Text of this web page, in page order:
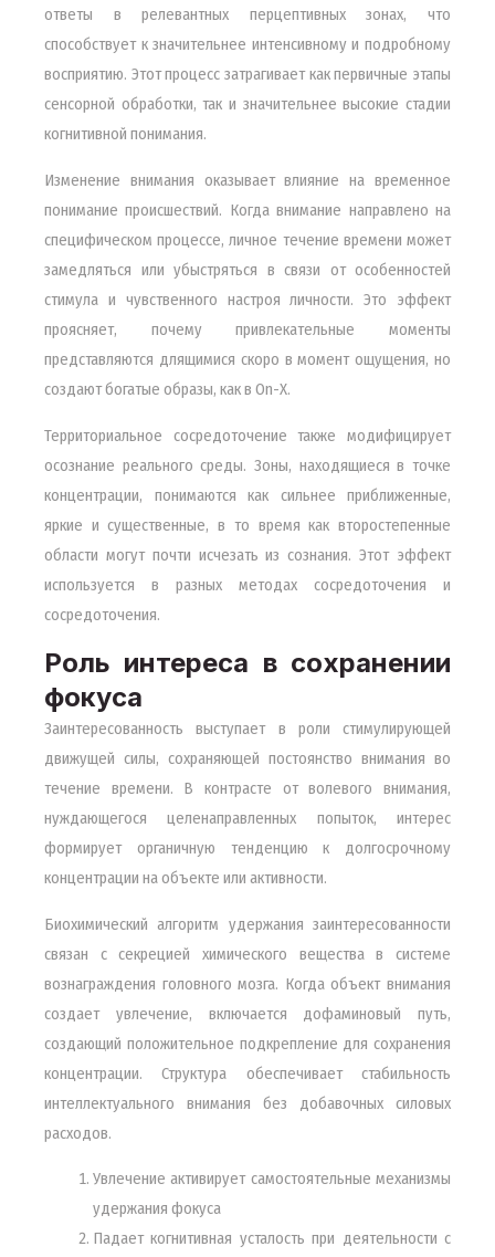
ответы в релевантных перцептивных зонах, что
способствует к значительнее интенсивному и подробному
восприятию. Этот процесс затрагивает как первичные этапы
сенсорной обработки, так и значительнее высокие стадии
когнитивной понимания.
Изменение внимания оказывает влияние на временное
понимание происшествий. Когда внимание направлено на
специфическом процессе, личное течение времени может
замедляться или убыстряться в связи от особенностей
стимула и чувственного настроя личности. Это эффект
проясняет, почему привлекательные моменты
представляются длящимися скоро в момент ощущения, но
создают богатые образы, как в On-X.
Территориальное сосредоточение также модифицирует
осознание реального среды. Зоны, находящиеся в точке
концентрации, понимаются как сильнее приближенные,
яркие и существенные, в то время как второстепенные
области могут почти исчезать из сознания. Этот эффект
используется в разных методах сосредоточения и
сосредоточения.
Роль интереса в сохранении
фокуса
Заинтересованность выступает в роли стимулирующей
движущей силы, сохраняющей постоянство внимания во
течение времени. В контрасте от волевого внимания,
нуждающегося целенаправленных попыток, интерес
формирует органичную тенденцию к долгосрочному
концентрации на объекте или активности.
Биохимический алгоритм удержания заинтересованности
связан с секрецией химического вещества в системе
вознаграждения головного мозга. Когда объект внимания
создает увлечение, включается дофаминовый путь,
создающий положительное подкрепление для сохранения
концентрации. Структура обеспечивает стабильность
интеллектуального внимания без добавочных силовых
расходов.
Увлечение активирует самостоятельные механизмы
удержания фокуса
Падает когнитивная усталость при деятельности с